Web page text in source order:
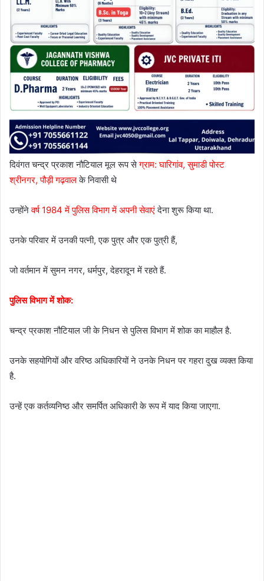
दिवंगत चन्द्र प्रकाश नौटियाल मूल रूप सेग्राम: घारिगांव, सुमाडी पोस्ट
श्रीनगर, पौड़ी गढ़वालके निवासी थे
उन्होंनेवर्ष 1984 में पुलिस विभाग में अपनी सेवाएंदेना शुरू किया था.
उनके परिवार में उनकी पत्नी, एक पुत्र और एक पुत्री हैं,
जो वर्तमान में सुमन नगर, धर्मपुर, देहरादून में रहते हैं.
पुलिस विभाग में शोक:
चन्द्र प्रकाश नौटियाल जी के निधन से पुलिस विभाग में शोक का माहौल है.
उनके सहयोगियों और वरिष्ठ अधिकारियों ने उनके निधन पर गहरा दुख व्यक्त किया
है.
उन्हें एक कर्तव्यनिष्ठ और समर्पित अधिकारी के रूप में याद किया जाएगा.